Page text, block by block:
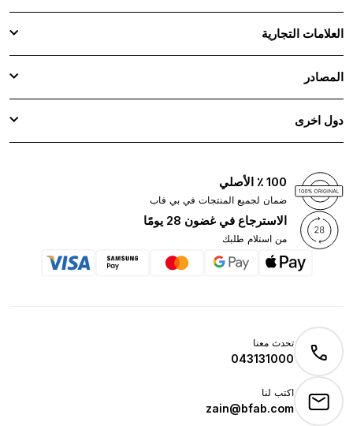
العلامات التجارية
المصادر
دول اخرى
100 ٪ الأصلي
ضمان لجميع المنتجات في بي فاب
الاسترجاع في غضون 28 يومًا
من استلام طلبك
تحدث معنا
043131000
اكتب لنا
zain@bfab.com